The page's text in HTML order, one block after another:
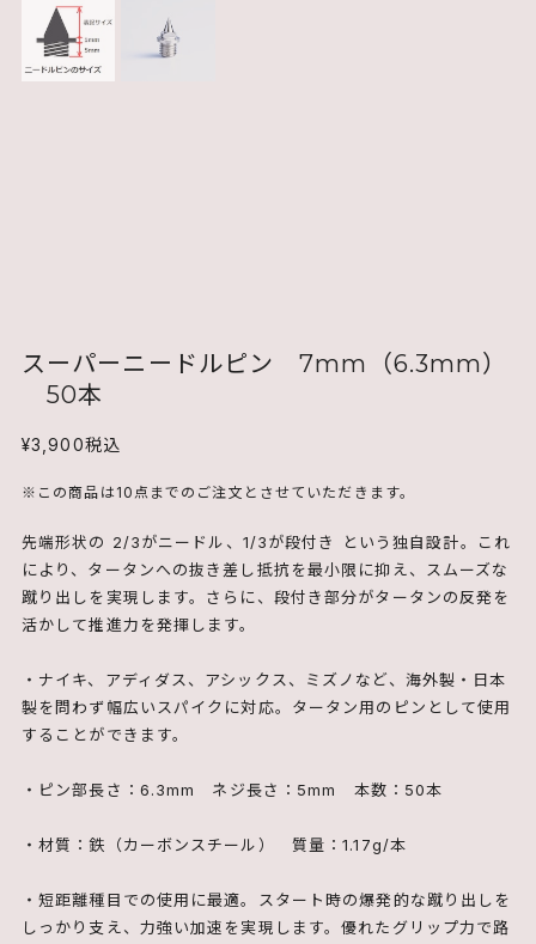
スーパーニードルピン 7mm（6.3mm）
50本
¥3,900税込
※この商品は10点までのご注文とさせていただきます。
先端形状の 2/3がニードル、1/3が段付き という独自設計。これ
により、タータンへの抜き差し抵抗を最小限に抑え、スムーズな
蹴り出しを実現します。さらに、段付き部分がタータンの反発を
活かして推進力を発揮します。
・ナイキ、アディダス、アシックス、ミズノなど、海外製・日本
製を問わず幅広いスパイクに対応。タータン用のピンとして使用
することができます。
・ピン部長さ：6.3mm ネジ長さ：5mm 本数：50本
・材質：鉄（カーボンスチール） 質量：1.17g/本
・短距離種目での使用に最適。スタート時の爆発的な蹴り出しを
しっかり支え、力強い加速を実現します。優れたグリップ力で路